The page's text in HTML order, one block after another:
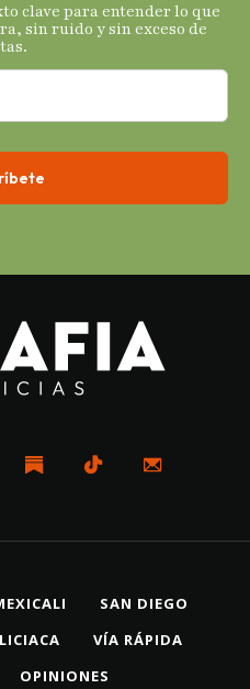
clave para entender lo que
sin ruido y sin exceso de
SAN DIEGO
VÍA RÁPIDA
OPINIONES